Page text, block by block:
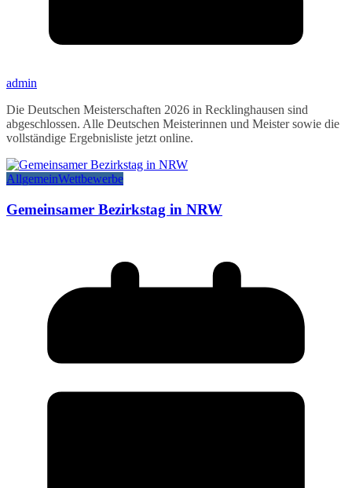
admin
Die Deutschen Meisterschaften 2026 in Recklinghausen sind
abgeschlossen. Alle Deutschen Meisterinnen und Meister sowie die
vollständige Ergebnisliste jetzt online.
AllgemeinWettbewerbe
Gemeinsamer Bezirkstag in NRW